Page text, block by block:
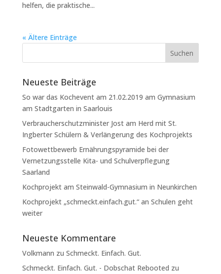
helfen, die praktische...
« Ältere Einträge
Neueste Beiträge
So war das Kochevent am 21.02.2019 am Gymnasium
am Stadtgarten in Saarlouis
Verbraucherschutzminister Jost am Herd mit St.
Ingberter Schülern & Verlängerung des Kochprojekts
Fotowettbewerb Ernährungspyramide bei der
Vernetzungsstelle Kita- und Schulverpflegung
Saarland
Kochprojekt am Steinwald-Gymnasium in Neunkirchen
Kochprojekt „schmeckt.einfach.gut.“ an Schulen geht
weiter
Neueste Kommentare
Volkmann zu Schmeckt. Einfach. Gut.
Schmeckt. Einfach. Gut. - Dobschat Rebooted zu